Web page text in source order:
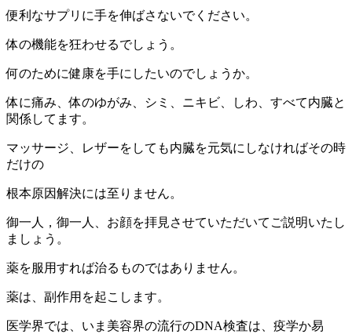
便利なサプリに手を伸ばさないでください。
体の機能を狂わせるでしょう。
何のために健康を手にしたいのでしょうか。
体に痛み、体のゆがみ、シミ、ニキビ、しわ、すべて内臓と
関係してます。
マッサージ、レザーをしても内臓を元気にしなければその時
だけの
根本原因解決には至りません。
御一人，御一人、お顔を拝見させていただいてご説明いたし
ましょう。
薬を服用すれば治るものではありません。
薬は、副作用を起こします。
医学界では、いま美容界の流行のDNA検査は、疫学か易